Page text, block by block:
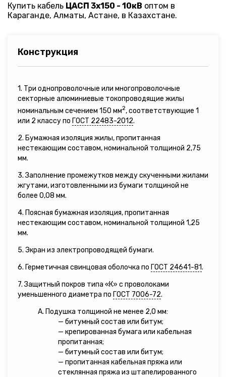
Купить кабель ЦАСП 3х150 - 10кВ оптом в
Караганде, Алматы, Астане, в Казахстане.
Конструкция
1. Три однопроволочные или многопроволочные
секторные алюминиевые токопроводящие жилы
номинальным сечением 150 мм2, соответствующие 1
или 2 классу по ГОСТ 22483-2012.
2. Бумажная изоляция жилы, пропитанная
нестекающим составом, номинальной толщиной 2,75
мм.
3. Заполнение промежутков между скученными жилами
жгутами, изготовленными из бумаги толщиной не
более 0,08 мм.
4. Поясная бумажная изоляция, пропитанная
нестекающим составом, номинальной толщиной 1,25
мм.
5. Экран из электропроводящей бумаги.
6. Герметичная свинцовая оболочка по ГОСТ 24641-81.
7. Защитный покров типа «К» с проволоками
уменьшенного диаметра по ГОСТ 7006-72.
А. Подушка толщиной не менее 2,0 мм:
— битумный состав или битум;
— крепированная бумага или кабельная
пропитанная;
— битумный состав или битум;
— пропитанная кабельная пряжа или
стеклянная пряжа из штапелированного